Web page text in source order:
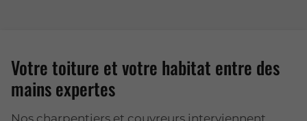
Votre toiture et votre habitat entre des
mains expertes
Nos charpentiers et couvreurs interviennent